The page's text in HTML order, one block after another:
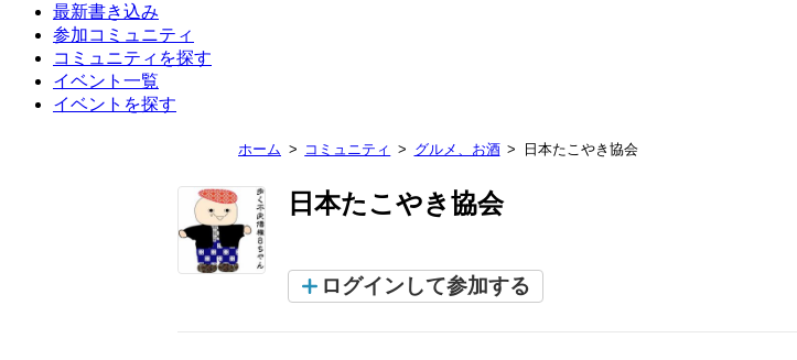
最新書き込み
参加コミュニティ
コミュニティを探す
イベント一覧
イベントを探す
ホーム コミュニティ グルメ、お酒 日本たこやき協会
日本たこやき協会
ログインして参加する